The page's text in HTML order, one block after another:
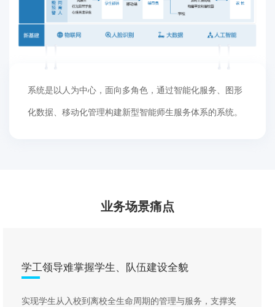
系统是以人为中心，面向多角色，通过智能化服务、图形
化数据、移动化管理构建新型智能师生服务体系的系统。
业务场景痛点
学工领导难掌握学生、队伍建设全貌
实现学生从入校到离校全生命周期的管理与服务，支撑奖